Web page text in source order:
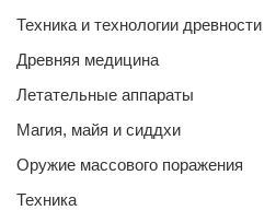
Техника и технологии древности
Древняя медицина
Летательные аппараты
Магия, майя и сиддхи
Оружие массового поражения
Техника